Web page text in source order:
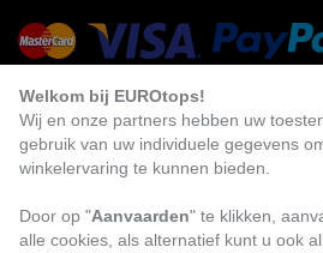
BEZOEK ONS
Welkom bij EUROtops!
Wij en onze partners hebben uw
gebruik van uw individuele gegevens
winkelervaring te kunnen bieden.
Door op "Aanvaarden" te klikken,
alle cookies, als alternatief kunt u ook